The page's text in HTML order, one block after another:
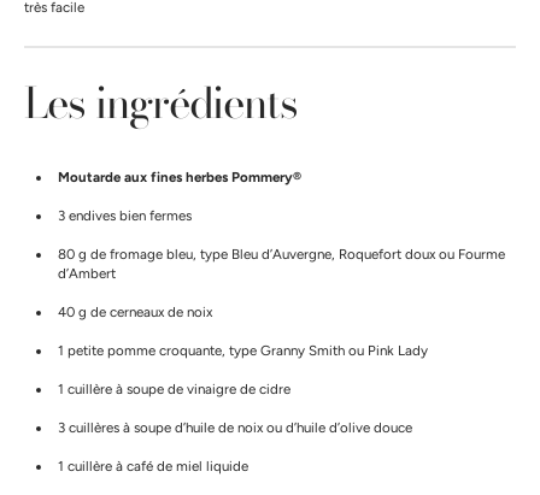
très facile
Les ingrédients
Moutarde aux fines herbes Pommery®
3 endives bien fermes
80 g de fromage bleu, type Bleu d’Auvergne, Roquefort doux ou Fourme
d’Ambert
40 g de cerneaux de noix
1 petite pomme croquante, type Granny Smith ou Pink Lady
1 cuillère à soupe de vinaigre de cidre
3 cuillères à soupe d’huile de noix ou d’huile d’olive douce
1 cuillère à café de miel liquide